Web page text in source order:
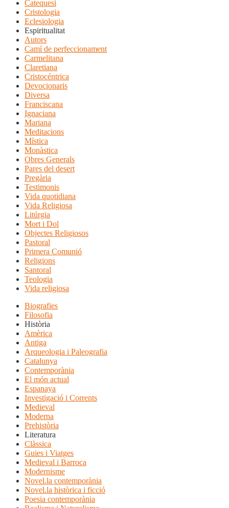
Catequesi
Cristologia
Eclesiologia
Espiritualitat
Autors
Camí de perfeccionament
Carmelitana
Claretiana
Cristocéntrica
Devocionaris
Diversa
Franciscana
Ignaciana
Mariana
Meditacions
Mística
Monàstica
Obres Generals
Pares del desert
Pregària
Testimonis
Vida quotidiana
Vida Religiosa
Litúrgia
Mort i Dol
Objectes Religiosos
Pastoral
Primera Comunió
Religions
Santoral
Teologia
Vida religiosa
Biografies
Filosofia
Història
Amèrica
Antiga
Arqueologia i Paleografia
Catalunya
Contemporània
El món actual
Espanaya
Investigació i Corrents
Medieval
Moderna
Prehistòria
Literatura
Clàssica
Guies i Viatges
Medieval i Barroca
Modernisme
Novel.la contemporània
Novel.la històrica i ficció
Poesia contemporània